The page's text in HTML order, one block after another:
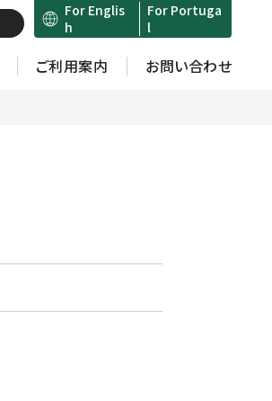
For Englis
h
For Portuga
l
ご利用案内 お問い合わせ